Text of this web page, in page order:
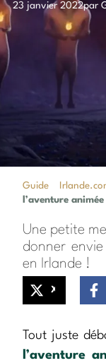
23 janvier 2022par
Guide
l’aventure
Une petite
donner
en Irlande !
Tout juste
l’aventure